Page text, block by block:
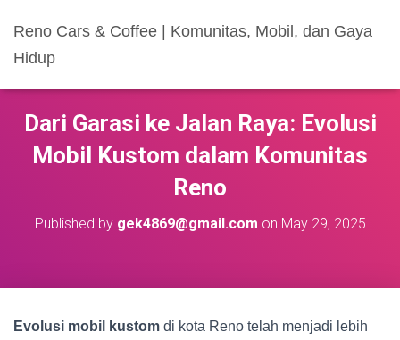
Reno Cars & Coffee | Komunitas, Mobil, dan Gaya
Hidup
Dari Garasi ke Jalan Raya: Evolusi
Mobil Kustom dalam Komunitas
Reno
Published by gek4869@gmail.com on May 29, 2025
Evolusi mobil kustom di kota Reno telah menjadi lebih